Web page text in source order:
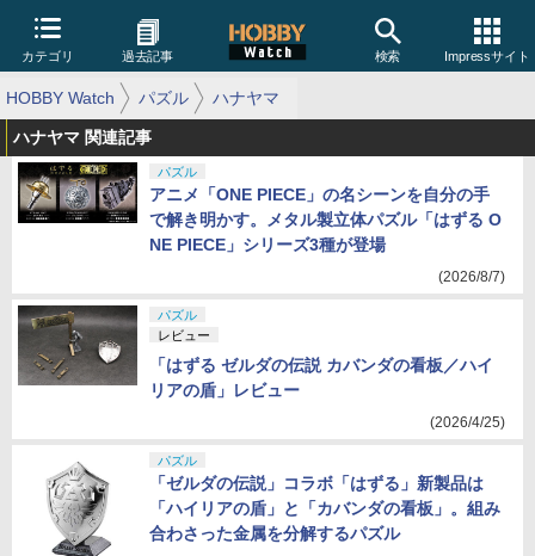
カテゴリ 過去記事 検索 Impressサイト
HOBBY Watch パズル ハナヤマ
ハナヤマ 関連記事
パズル
アニメ「ONE PIECE」の名シーンを自分の手
で解き明かす。メタル製立体パズル「はずる O
NE PIECE」シリーズ3種が登場
(2026/8/7)
パズル
レビュー
「はずる ゼルダの伝説 カバンダの看板／ハイ
リアの盾」レビュー
(2026/4/25)
パズル
「ゼルダの伝説」コラボ「はずる」新製品は
「ハイリアの盾」と「カバンダの看板」。組み
合わさった金属を分解するパズル